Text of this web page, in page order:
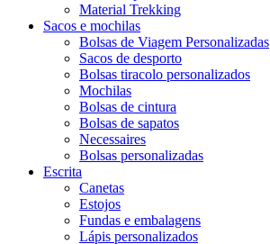
Material Trekking
Sacos e mochilas
Bolsas de Viagem Personalizadas
Sacos de desporto
Bolsas tiracolo personalizados
Mochilas
Bolsas de cintura
Bolsas de sapatos
Necessaires
Bolsas personalizadas
Escrita
Canetas
Estojos
Fundas e embalagens
Lápis personalizados